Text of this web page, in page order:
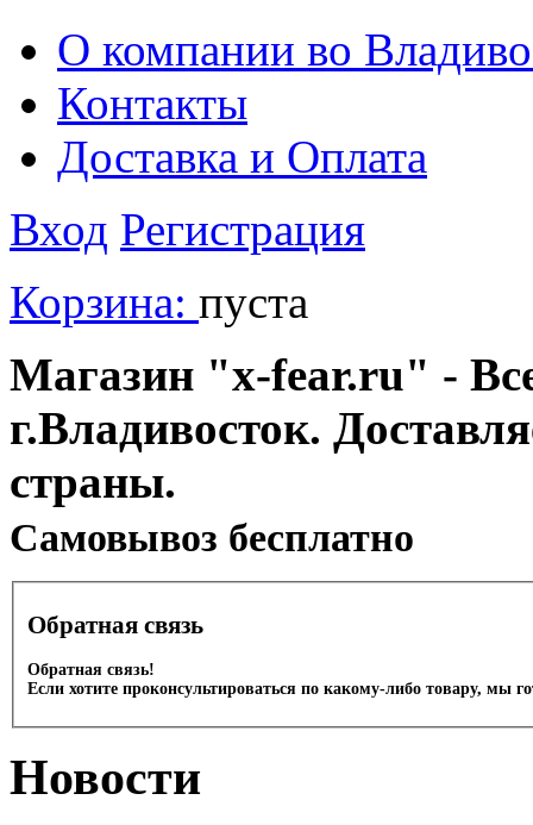
О компании во
Контакты
Доставка и Оплата
Вход Регистрация
Корзина: пуста
Магазин "x-fear.ru" -
г.Владивосток.
страны.
Cамовывоз бесплатно
Обратная связь
Обратная связь!
Если хотите проконсультироваться по какому-либо товару, мы
Новости